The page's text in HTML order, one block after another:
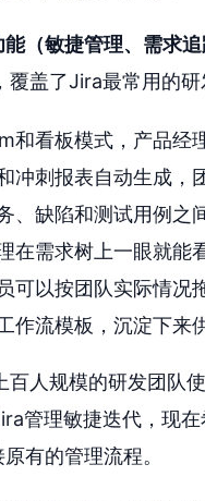
（敏捷管理、需求
盖了Jira最常用的
和看板模式，产品
冲刺报表自动生成，
、缺陷和测试用例之
在需求树上一眼就能
可以按团队实际情
作流模板，沉淀下来
百人规模的研发团队
管理敏捷迭代，现
有的管理流程。